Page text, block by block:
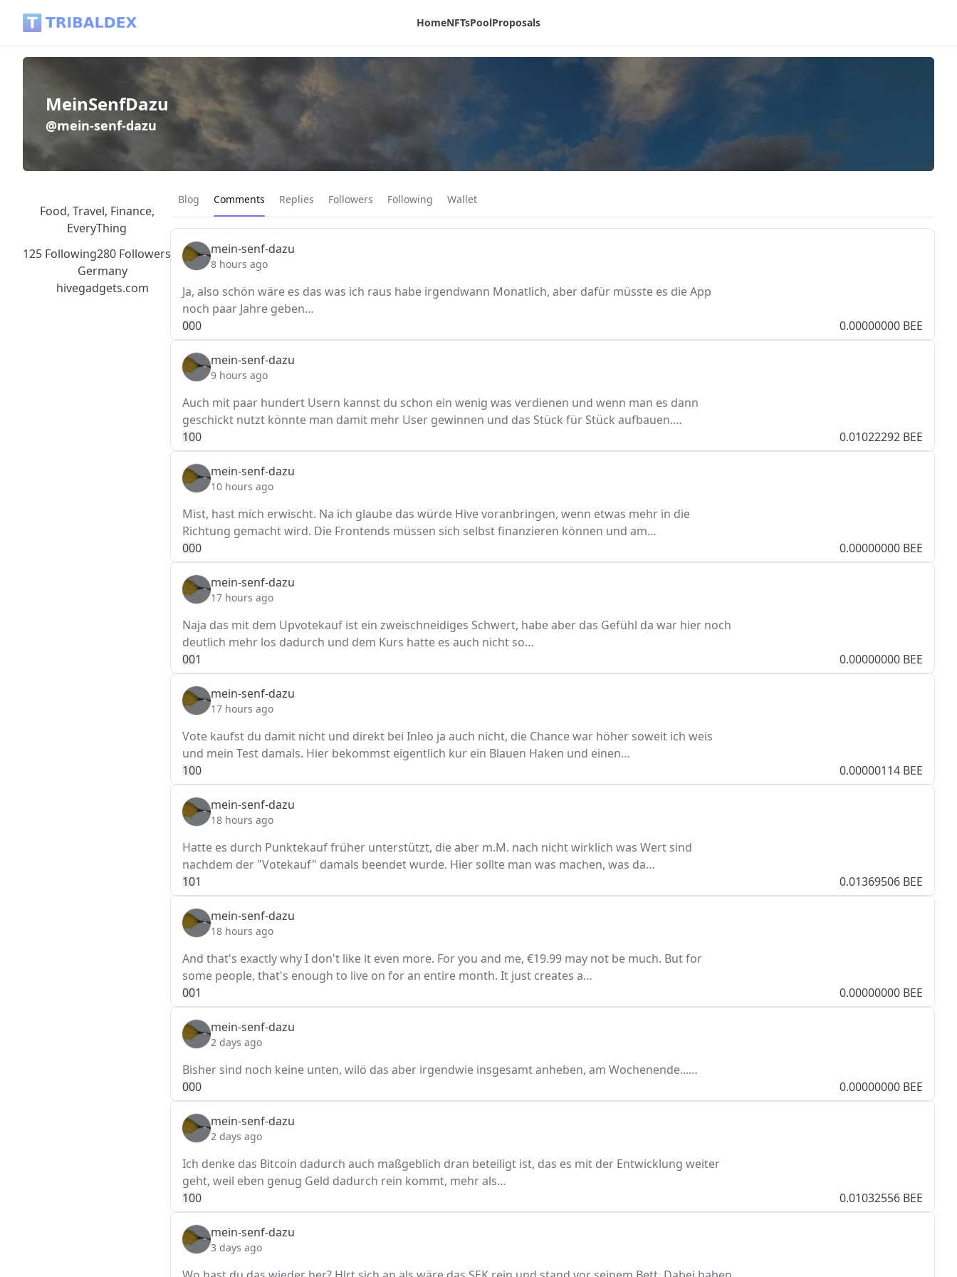
HomeNFTsPoolProposals
MeinSenfDazu
@mein-senf-dazu
Food, Travel, Finance,
EveryThing
125 Following280 Followers
Germany
hivegadgets.com
Blog Current page:
Comments Replies Followers Following Wallet
mein-senf-dazu
8 hours ago
Ja, also schön wäre es das was ich raus habe irgendwann Monatlich, aber dafür müsste es die App
noch paar Jahre geben…
000 0.00000000 BEE
mein-senf-dazu
9 hours ago
Auch mit paar hundert Usern kannst du schon ein wenig was verdienen und wenn man es dann
geschickt nutzt könnte man damit mehr User gewinnen und das Stück für Stück aufbauen.…
100 0.01022292 BEE
mein-senf-dazu
10 hours ago
Mist, hast mich erwischt. Na ich glaube das würde Hive voranbringen, wenn etwas mehr in die
Richtung gemacht wird. Die Frontends müssen sich selbst finanzieren können und am…
000 0.00000000 BEE
mein-senf-dazu
17 hours ago
Naja das mit dem Upvotekauf ist ein zweischneidiges Schwert, habe aber das Gefühl da war hier noch
deutlich mehr los dadurch und dem Kurs hatte es auch nicht so…
001 0.00000000 BEE
mein-senf-dazu
17 hours ago
Vote kaufst du damit nicht und direkt bei Inleo ja auch nicht, die Chance war höher soweit ich weis
und mein Test damals. Hier bekommst eigentlich kur ein Blauen Haken und einen…
100 0.00000114 BEE
mein-senf-dazu
18 hours ago
Hatte es durch Punktekauf früher unterstützt, die aber m.M. nach nicht wirklich was Wert sind
nachdem der "Votekauf" damals beendet wurde. Hier sollte man was machen, was da…
101 0.01369506 BEE
mein-senf-dazu
18 hours ago
And that's exactly why I don't like it even more. For you and me, €19.99 may not be much. But for
some people, that's enough to live on for an entire month. It just creates a…
001 0.00000000 BEE
mein-senf-dazu
2 days ago
Bisher sind noch keine unten, wilö das aber irgendwie insgesamt anheben, am Wochenende...…
000 0.00000000 BEE
mein-senf-dazu
2 days ago
Ich denke das Bitcoin dadurch auch maßgeblich dran beteiligt ist, das es mit der Entwicklung weiter
geht, weil eben genug Geld dadurch rein kommt, mehr als…
100 0.01032556 BEE
mein-senf-dazu
3 days ago